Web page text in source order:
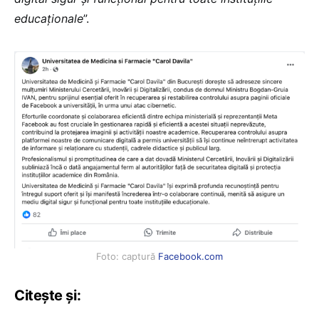
educaționale”.
Foto: captură Facebook.com
Citește și: